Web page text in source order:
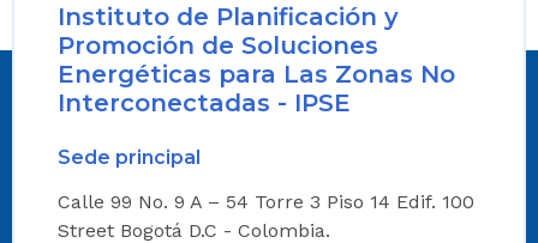
Instituto de Planificación y
Promoción de Soluciones
Energéticas para Las Zonas No
Interconectadas - IPSE
Sede principal
Calle 99 No. 9 A – 54 Torre 3 Piso 14 Edif. 100
Street Bogotá D.C - Colombia.